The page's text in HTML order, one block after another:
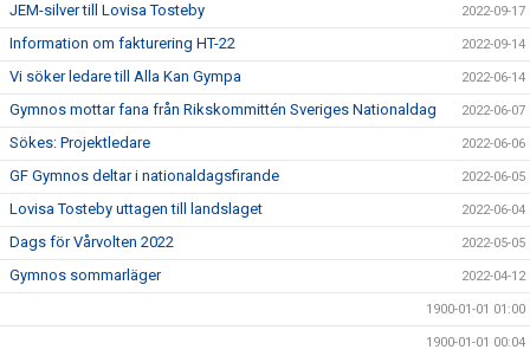
JEM-silver till Lovisa Tosteby 2022-09-17
Information om fakturering HT-22 2022-09-14
Vi söker ledare till Alla Kan Gympa 2022-06-14
Gymnos mottar fana från Rikskommittén Sveriges Nationaldag 2022-06-07
Sökes: Projektledare 2022-06-06
GF Gymnos deltar i nationaldagsfirande 2022-06-05
Lovisa Tosteby uttagen till landslaget 2022-06-04
Dags för Vårvolten 2022 2022-05-05
Gymnos sommarläger 2022-04-12
1900-01-01 01:00
1900-01-01 00:04